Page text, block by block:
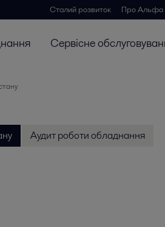
Сталий розвиток Про Альфа
Сервісне
Аудит роботи обладнання